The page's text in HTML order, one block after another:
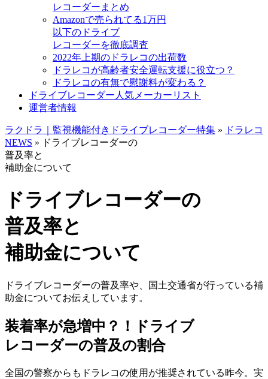
レコーダーまとめ
Amazonで売られてる1万円
以下のドライブ
レコーダーを徹底調査
2022年上期のドラレコの出荷数
ドラレコが高齢者安全運転支援に役立つ？
ドラレコの有無で慰謝料が変わる？
ドライブレコーダー人気メーカーリスト
運営者情報
ラクドラ｜監視機能付きドライブレコーダー特集 » ドラレコ
NEWS » ドライブレコーダーの
普及率と
補助金について
ドライブレコーダーの
普及率と
補助金について
ドライブレコーダーの普及率や、国土交通省が行っている補
助金についてお伝えしています。
装着率が急増中？！ドライブ
レコーダーの普及の割合
全国の警察からもドラレコの使用が推奨されている昨今。実